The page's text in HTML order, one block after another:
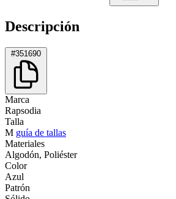
Descripción
#351690
Marca
Rapsodia
Talla
M guía de tallas
Materiales
Algodón, Poliéster
Color
Azul
Patrón